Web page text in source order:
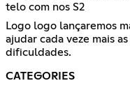
telo com nos S2
Logo logo lançaremos
ajudar cada veze mais
dificuldades.
CATEGORIES